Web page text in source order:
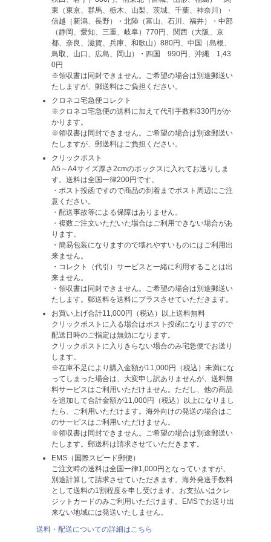
東（東京、群馬、栃木、山梨、茨城、千葉、神奈川）・
信越（新潟、長野）・北陸（富山、石川、福井）・中部
（静岡、愛知、三重、岐阜）770円、関西（大阪、京
都、奈良、滋賀、兵庫、和歌山）880円、中国（島根、
鳥取、山口、広島、岡山）・四国 990円、沖縄 1,43
0円
※領収書は同封できません。ご希望の場合は別途郵送い
たしますが、郵送料はご負担ください。
クロネコ宅急便コレクト
※クロネコ宅急便の送料に加えて代引手数料330円がか
かります。
※領収書は同封できません。ご希望の場合は別途郵送い
たしますが、郵送料はご負担ください。
クリックポスト
A5～A4サイズ厚さ2cmのボックスに入れてお送りしま
す。送料は全国一律200円です。
・ポスト投函ですので商品の到着までポスト周辺にご注
意ください。
・配送事故等による保障はありません。
・複数ご注文いただいた場合はご利用できない場合があ
ります。
・簡易包装になりますので壊れやすいものにはご利用出
来ません。
・コレクト（代引）サービスと一緒に利用することは出
来ません。
・領収書は同封できません。ご希望の場合は別途郵送い
たします。郵送料を送料にプラスさせていただきます。
お買い上げ合計11,000円（税込）以上送料無料
クリックポストに入る場合はポスト投函になりますので
配送日時のご指定は無効になります。
クリックポストに入りきらない場合のみ宅急便でお送り
します。
※在庫不足により購入金額が11,000円（税込）未満にな
ってしまった場合は、大変申し訳ありませんが、送料無
料サービスはご利用いただけません。ただし、他の商品
を追加して合計金額が11,000円（税込）以上になりまし
たら、ご利用いただけます。海外向けの発送の場合はこ
のサービスはご利用いただけません。
※領収書は同封できません。ご希望の場合は別途郵送い
たします。郵送料は請求させていただきます。
EMS（国際スピード郵便）
ご注文時の送料は全国一律1,000円となっていますが、
別途計算して請求させていただきます。海外発送手数料
として送料の1割程度を申し受けます。お支払いはクレ
ジットカードのみご利用いただけます。EMSでお送り出
来ない地域には発送いたしません。
送料・配送についての詳細はこちら